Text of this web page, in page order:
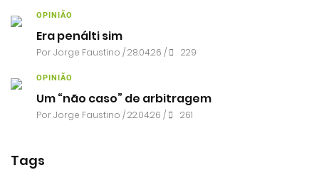
OPINIÃO
Era penálti sim
PorJorge Faustino / 28.04.26 / 229
OPINIÃO
Um “não caso” de arbitragem
PorJorge Faustino / 22.04.26 / 261
Tags